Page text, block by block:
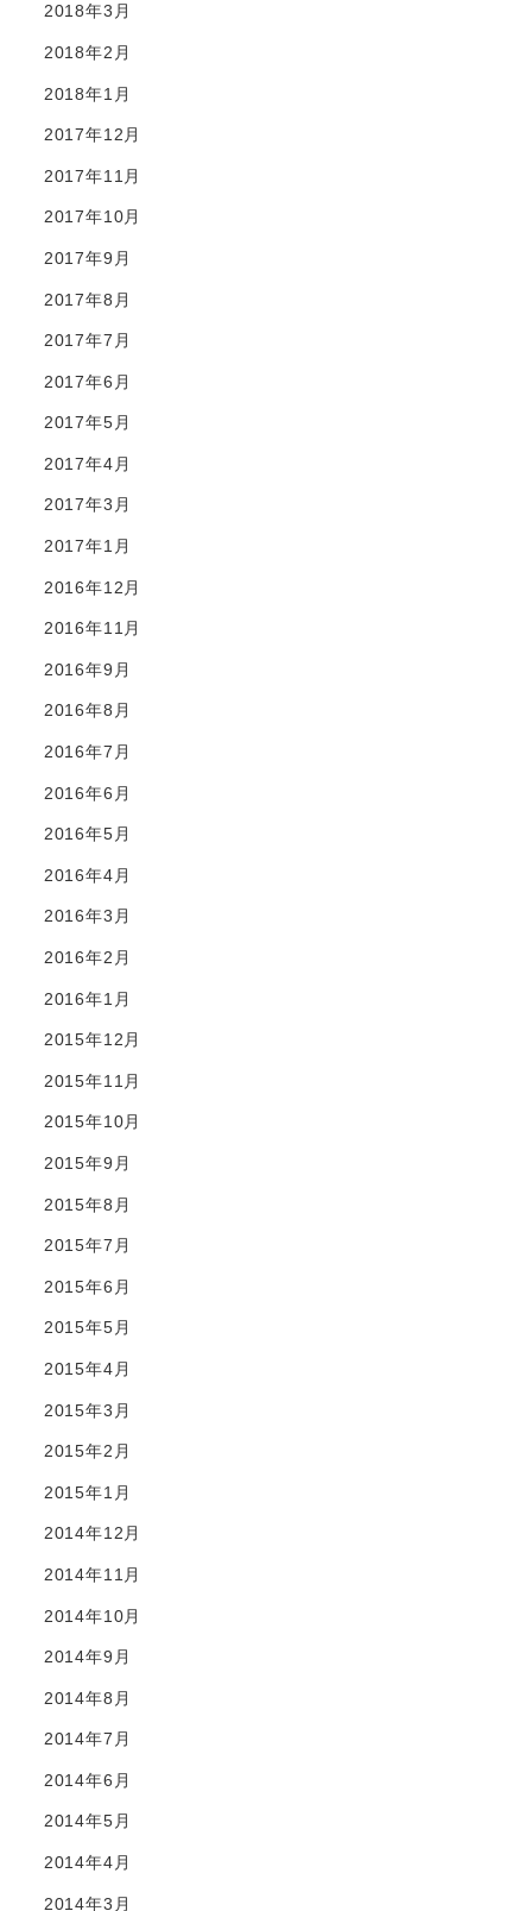
2018年3月
2018年2月
2018年1月
2017年12月
2017年11月
2017年10月
2017年9月
2017年8月
2017年7月
2017年6月
2017年5月
2017年4月
2017年3月
2017年1月
2016年12月
2016年11月
2016年9月
2016年8月
2016年7月
2016年6月
2016年5月
2016年4月
2016年3月
2016年2月
2016年1月
2015年12月
2015年11月
2015年10月
2015年9月
2015年8月
2015年7月
2015年6月
2015年5月
2015年4月
2015年3月
2015年2月
2015年1月
2014年12月
2014年11月
2014年10月
2014年9月
2014年8月
2014年7月
2014年6月
2014年5月
2014年4月
2014年3月